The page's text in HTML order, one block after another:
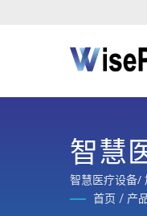
智慧
智慧医疗设备/
首页 / 产